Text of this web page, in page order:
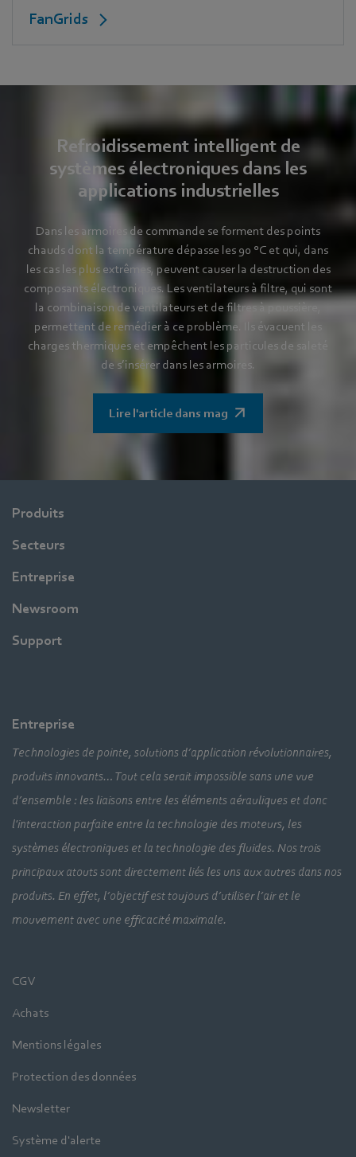
FanGrids
Refroidissement intelligent de
systèmes électroniques dans les
applications industrielles
Dans les armoires de commande se forment des points
chauds dont la température dépasse les 90 °C et qui, dans
les cas les plus extrêmes, peuvent causer la destruction des
composants électroniques. Les ventilateurs à filtre, qui sont
la combinaison de ventilateurs et de filtres à poussière,
permettent de remédier à ce problème. Ils évacuent les
charges thermiques et empêchent les particules de saleté
de s’insérer dans les armoires.
Lire l'article dans mag
Produits
Secteurs
Entreprise
Newsroom
Support
Entreprise
Technologies de pointe, solutions d’application révolutionnaires,
produits innovants… Tout cela serait impossible sans une vue
d’ensemble : les liaisons entre les éléments aérauliques et donc
l'interaction parfaite entre la technologie des moteurs, les
systèmes électroniques et la technologie des fluides. Nos trois
principaux atouts sont directement liés les uns aux autres dans nos
produits. En effet, l’objectif est toujours d’utiliser l’air et le
mouvement avec une efficacité maximale.
CGV
Achats
Mentions légales
Protection des données
Newsletter
Système d'alerte